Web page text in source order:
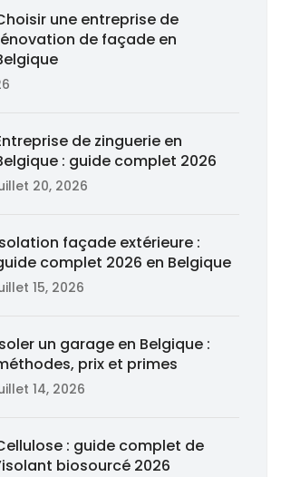
une entreprise de
de façade en
de zinguerie en
: guide complet 2026
20, 2026
façade extérieure :
complet 2026 en Belgique
15, 2026
un garage en Belgique :
prix et primes
14, 2026
: guide complet de
biosourcé 2026